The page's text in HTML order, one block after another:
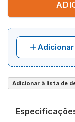
Adicionar à lista de